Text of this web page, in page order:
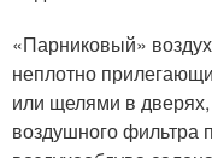
«Парниковый»
неплотно
или щелями в
воздушного фильтра